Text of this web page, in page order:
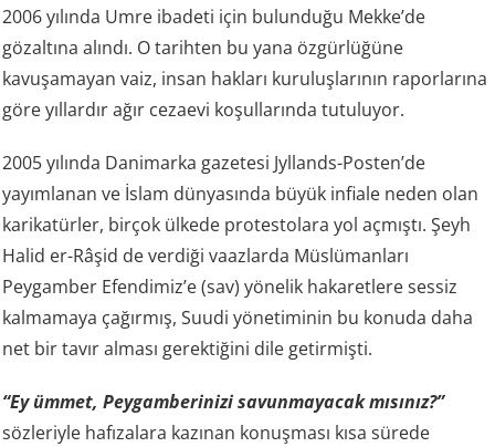
2006 yılında Umre ibadeti için bulunduğu Mekke’de
gözaltına alındı. O tarihten bu yana özgürlüğüne
kavuşamayan vaiz, insan hakları kuruluşlarının raporlarına
göre yıllardır ağır cezaevi koşullarında tutuluyor.
2005 yılında Danimarka gazetesi Jyllands-Posten’de
yayımlanan ve İslam dünyasında büyük infiale neden olan
karikatürler, birçok ülkede protestolara yol açmıştı. Şeyh
Halid er-Râşid de verdiği vaazlarda Müslümanları
Peygamber Efendimiz’e (sav) yönelik hakaretlere sessiz
kalmamaya çağırmış, Suudi yönetiminin bu konuda daha
net bir tavır alması gerektiğini dile getirmişti.
“Ey ümmet, Peygamberinizi savunmayacak mısınız?”
sözleriyle hafızalara kazınan konuşması kısa sürede